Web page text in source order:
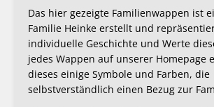
Das hier gezeigte Familienwappen ist
Familie Heinke erstellt und
individuelle Geschichte und Werte
jedes Wappen auf unserer Homepage
dieses einige Symbole und Farben, die
selbstverständlich einen Bezug zur